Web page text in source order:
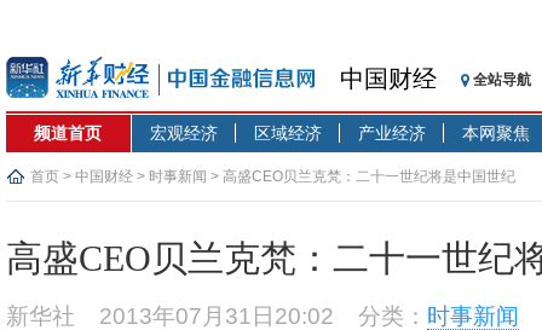
中国财经 全站导航
频道首页 宏观经济 区域经济 产业经济 本网聚焦
首页 > 中国财经 > 时事新闻 > 高盛CEO贝兰克梵：二十一世纪将是中国世纪
高盛CEO贝兰克梵：二十一世纪
新华社 2013年07月31日20:02 分类： 时事新闻